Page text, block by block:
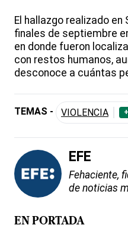
El hallazgo realizado
finales de septiembre
en donde fueron
con restos humanos,
desconoce a cuántas
TEMAS - VIOLENCIA +
EFE
Fehaciente,
de noticias
EN PORTADA